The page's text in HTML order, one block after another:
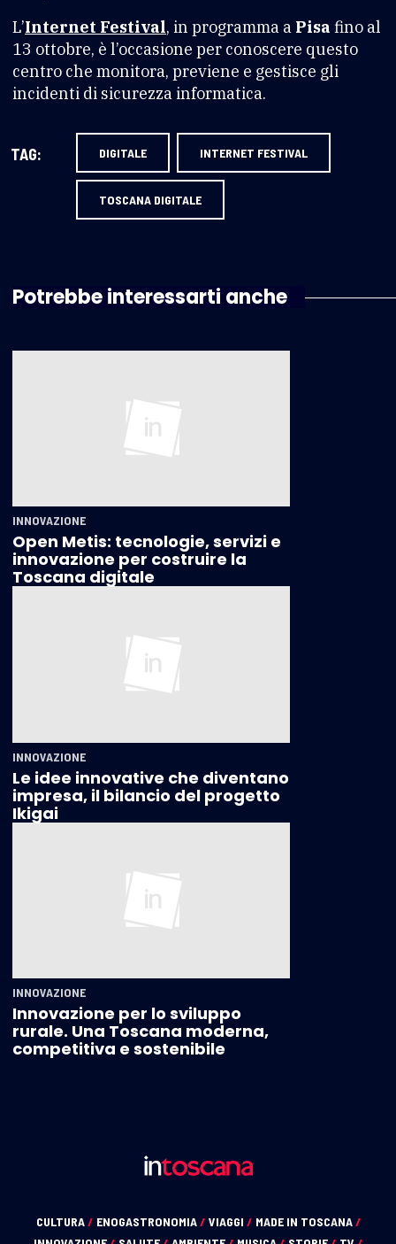
L’Internet Festival, in programma a Pisa fino al
13 ottobre, è l’occasione per conoscere questo
centro che monitora, previene e gestisce gli
incidenti di sicurezza informatica.
TAG: DIGITALE INTERNET FESTIVAL
TOSCANA DIGITALE
Potrebbe interessarti anche
INNOVAZIONE
Open Metis: tecnologie, servizi e
innovazione per costruire la
Toscana digitale
INNOVAZIONE
Le idee innovative che diventano
impresa, il bilancio del progetto
Ikigai
INNOVAZIONE
Innovazione per lo sviluppo
rurale. Una Toscana moderna,
competitiva e sostenibile
CULTURA/ ENOGASTRONOMIA/ VIAGGI / MADE IN TOSCANA/